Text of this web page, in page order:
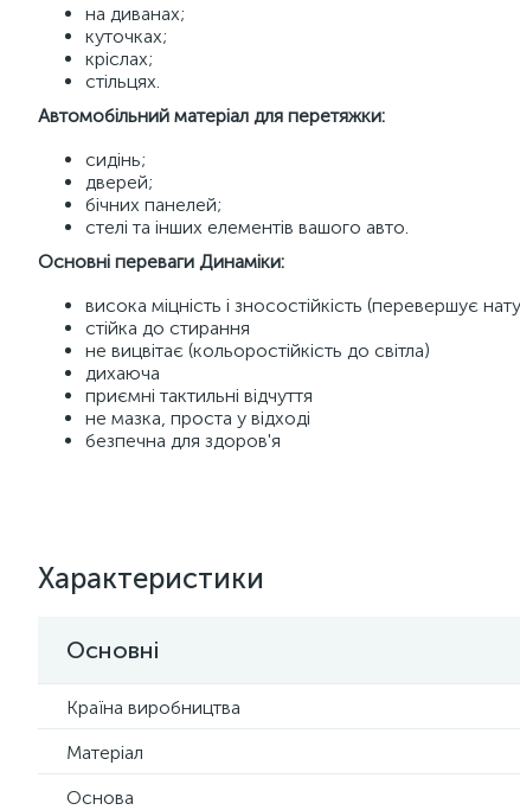
на диванах;
куточках;
кріслах;
стільцях.
Автомобільний матеріал для перетяжки:
сидінь;
дверей;
бічних панелей;
стелі та інших елементів вашого авто.
Основні переваги Динаміки:
висока міцність і зносостійкість (перевершує
стійка до стирання
не вицвітає (кольоростійкість до світла)
дихаюча
приємні тактильні відчуття
не мазка, проста у відході
безпечна для здоров'я
Характеристики
Основні
Країна виробництва
Матеріал
Основа